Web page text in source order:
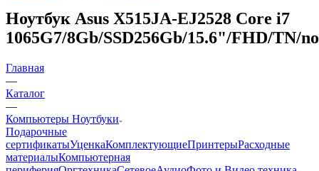
Ноутбук Asus X515JA-EJ2528 Core i7
1065G7/8Gb/SSD256Gb/15.6"/FHD/TN/
Главная
—
Каталог
—
Компьютеры Ноутбуки
Подарочные
сертификатыУценкаКомплектующиеПринтерыРасходные
материалыКомпьютерная